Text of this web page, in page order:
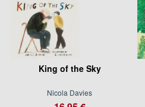
King of the Sky
Nicola Davies